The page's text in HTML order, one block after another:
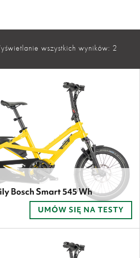
wszystkich wyników: 2
Bosch Smart 545 Wh
UMÓW SIĘ NA TESTY